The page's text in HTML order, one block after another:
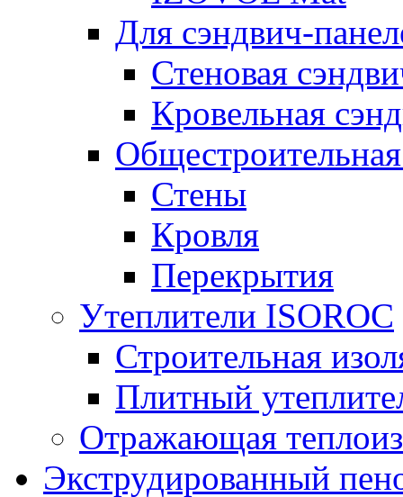
Для сэндвич-
Стеновая
Кровельная
Стены
Кровля
Перекрытия
Утеплители ISOROC
Строительная
Плитный
Отражающая
Экструдированный